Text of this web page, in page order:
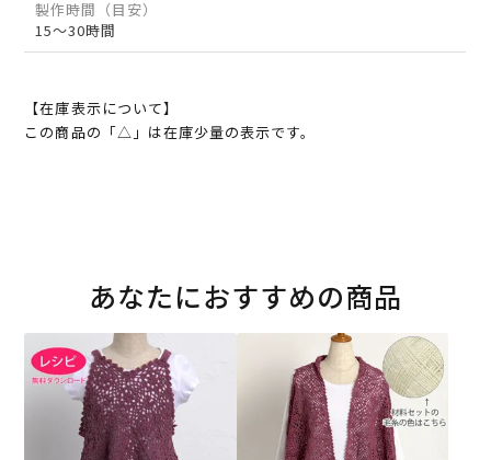
製作時間（目安）
15～30時間
【在庫表示について】
この商品の「△」は在庫少量の表示です。
あなたにおすすめの商品